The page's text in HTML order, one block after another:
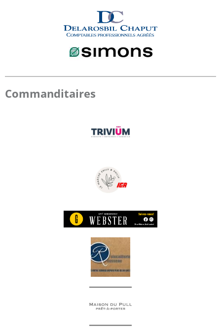
Commanditaires